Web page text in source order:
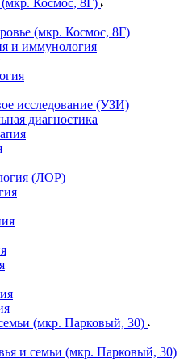
Космос, 8Г)
(мкр. Космос, 8Г)
и иммунология
исследование (УЗИ)
диагностика
(ЛОР)
(мкр. Парковый, 30)
и семьи (мкр. Парковый, 30)